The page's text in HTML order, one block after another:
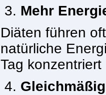
Mehr
Diäten führen
natür­liche
Tag